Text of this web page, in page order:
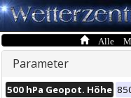
Alle
Parameter
500 hPa Geopot. Höhe